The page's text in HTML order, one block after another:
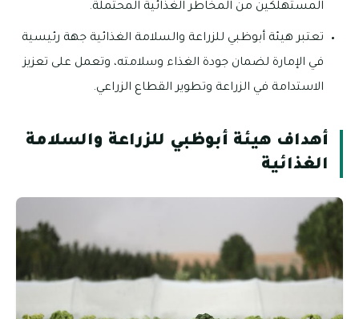
المستهلكين من المخاطر الغذائية المحتملة.
تعتبر هيئة أبوظبي للزراعة والسلامة الغذائية جهة رئيسية
في الإمارة لضمان جودة الغذاء وسلامته، وتعمل على تعزيز
الاستدامة في الزراعة وتطوير القطاع الزراعي.
أهداف هيئة أبوظبي للزراعة والسلامة
الغذائية